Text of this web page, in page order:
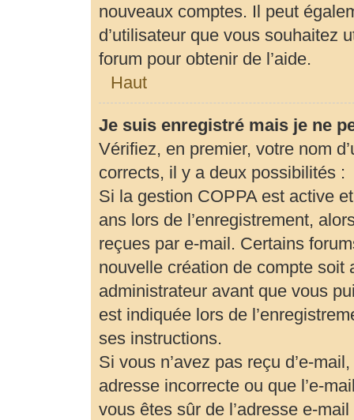
nouveaux comptes. Il peut
d’utilisateur que vous souhaitez
forum pour obtenir de l’aide.
Haut
Je suis enregistré mais je ne
Vérifiez, en premier, votre nom
corrects, il y a deux possibilités :
Si la gestion COPPA est active
ans lors de l’enregistrement,
reçues par e-mail. Certains
nouvelle création de compte soit
administrateur avant que vous
est indiquée lors de
ses instructions.
Si vous n’avez pas reçu d’e-
adresse incorrecte ou que l’e-
vous êtes sûr de l’adresse e-